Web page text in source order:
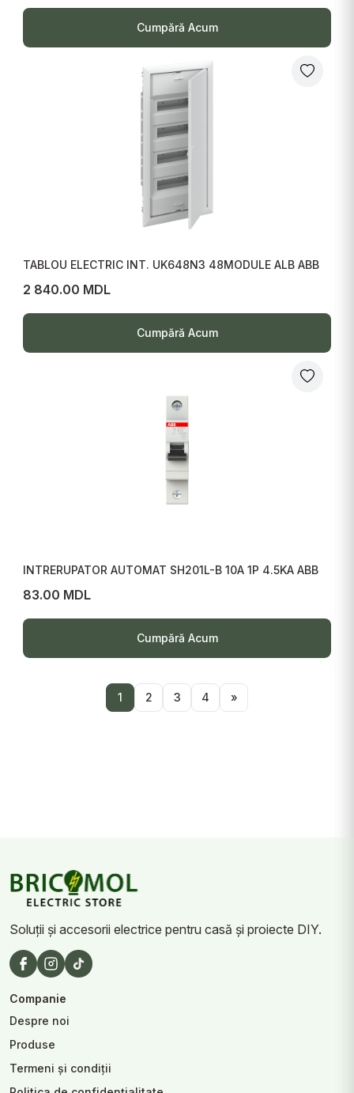
Cumpără Acum
TABLOU ELECTRIC INT. UK648N3 48MODULE ALB ABB
2 840.00 MDL
Cumpără Acum
INTRERUPATOR AUTOMAT SH201L-B 10A 1P 4.5KA ABB
83.00 MDL
Cumpără Acum
1 2 3 4 »
Soluții și accesorii electrice pentru casă și proiecte DIY.
Companie
Despre noi
Produse
Termeni și condiții